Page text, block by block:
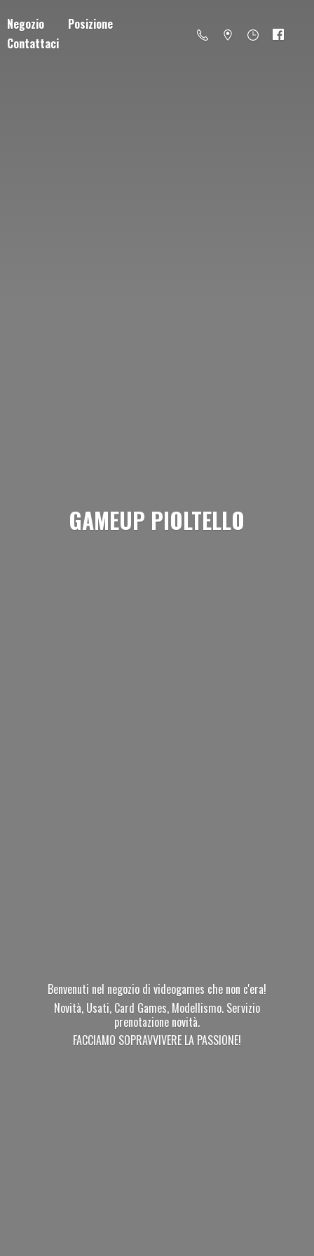
Negozio
Posizione
Contattaci
GAMEUP PIOLTELLO
Benvenuti nel negozio di videogames che non c'era!
Novità, Usati, Card Games, Modellismo. Servizio
prenotazione novità.
FACCIAMO SOPRAVVIVERE LA PASSIONE!